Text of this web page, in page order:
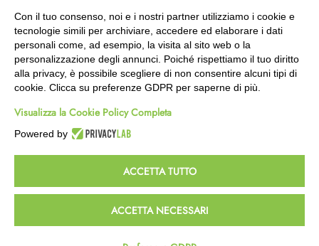
Fanano (MO)
059 8676485
349 9202419
388 8659473
info@cepgreen.com
Orario
Dal lunedì al venerdì
8:00 – 12:30 / 13:30 - 19:00
8:30 – 12:30 / 15:30 - 19:00
© 2023 Powered & Designed byPassepartout
Termini e Condizioni Privacy e Cookie Policy
Con il tuo consenso, noi e i nostri partner utilizziamo i cookie e
tecnologie simili per archiviare, accedere ed elaborare i dati
personali come, ad esempio, la visita al sito web o la
personalizzazione degli annunci. Poiché rispettiamo il tuo diritto
alla privacy, è possibile scegliere di non consentire alcuni tipi di
cookie. Clicca su preferenze GDPR per saperne di più.
Visualizza la Cookie Policy Completa
Powered by
ACCETTA TUTTO
ACCETTA NECESSARI